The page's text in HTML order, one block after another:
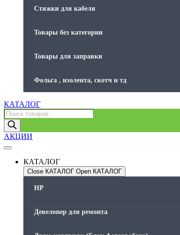
Стяжки для кабеля
Товары без категории
Товары для заправки
Фольга , изолента, скотч и тд
КАТАЛОГ
Поиск
товаров
АКЦИИ
КАТАЛОГ
Close КАТАЛОГ Open КАТАЛОГ
HP
Девелопер для ремонта